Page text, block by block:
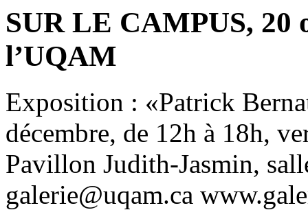
SUR LE CAMPUS, 20
l’UQAM
Exposition : «Patrick
décembre, de 12h à 18h,
Pavillon Judith-Jasmin,
galerie@uqam.ca